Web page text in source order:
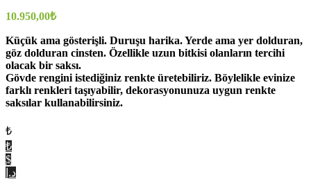
10.950,00₺
Küçük ama gösterişli. Duruşu harika. Yerde ama yer dolduran,
göz dolduran cinsten. Özellikle uzun bitkisi olanların tercihi
olacak bir saksı.
Gövde rengini istediğiniz renkte üretebiliriz. Böylelikle evinize
farklı renkleri taşıyabilir, dekorasyonunuza uygun renkte
saksılar kullanabilirsiniz.
₺
₺
$
د.إ